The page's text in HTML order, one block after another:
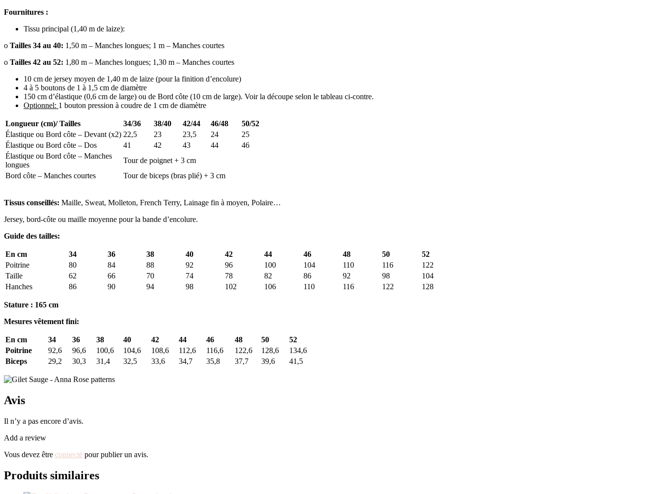
Fournitures :
Tissu principal (1,40 m de laize):
o Tailles 34 au 40: 1,50 m – Manches longues; 1 m – Manches courtes
o Tailles 42 au 52: 1,80 m – Manches longues; 1,30 m – Manches courtes
10 cm de jersey moyen de 1,40 m de laize (pour la finition d’encolure)
4 à 5 boutons de 1 à 1,5 cm de diamètre
150 cm d’élastique (0,6 cm de large) ou de Bord côte (10 cm de large). Voir la découpe selon le tableau ci-contre.
Optionnel: 1 bouton pression à coudre de 1 cm de diamètre
Longueur (cm)/ Tailles 34/36 38/40 42/44 46/48
50/52
Élastique ou Bord côte – Devant (x2) 22,5 23 23,5 24
25
Élastique ou Bord côte – Dos
41 42 43 44
46
Élastique ou Bord côte – Manches
longues
Tour de poignet + 3 cm
Bord côte – Manches courtes
Tour de biceps (bras plié) + 3 cm
Tissus conseillés: Maille, Sweat, Molleton, French Terry, Lainage fin à moyen, Polaire…
Jersey, bord-côte ou maille moyenne pour la bande d’encolure.
Guide des tailles:
En cm 34 36 38 40 42 44 46 48 50
52
Poitrine
80 84 88 92 96 100 104 110 116
122
Taille
62 66 70 74 78 82 86 92 98
104
Hanches
86 90 94 98 102 106 110 116 122 128
Stature : 165 cm
Mesures vêtement fini:
En cm 34 36 38 40 42 44 46 48 50
52
Poitrine
92,6 96,6 100,6 104,6 108,6 112,6 116,6 122,6 128,6
134,6
Biceps
29,2 30,3 31,4 32,5 33,6 34,7 35,8 37,7 39,6 41,5
Avis
Il n’y a pas encore d’avis.
Add a review
Vous devez être connecté pour publier un avis.
Produits similaires